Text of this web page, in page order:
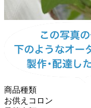
商品種類
お供えコロン